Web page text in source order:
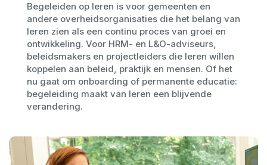
Begeleiden op leren is voor gemeenten en
andere overheidsorganisaties die het belang van
leren zien als een continu proces van groei en
ontwikkeling. Voor HRM- en L&O-adviseurs,
beleidsmakers en projectleiders die leren willen
koppelen aan beleid, praktijk en mensen. Of het
nu gaat om onboarding of permanente educatie:
begeleiding maakt van leren een blijvende
verandering.